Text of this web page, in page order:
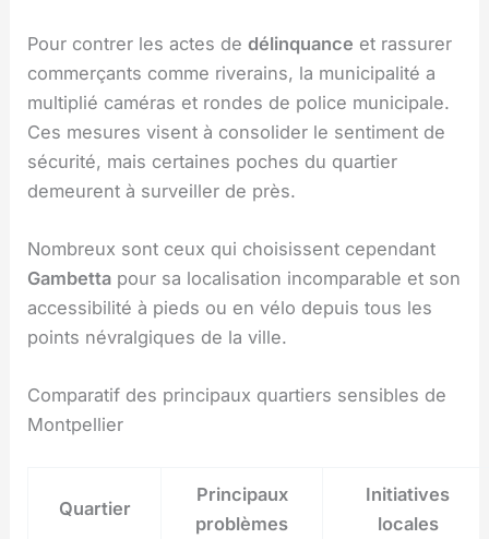
Pour contrer les actes dedélinquance et rassurer
commerçants comme riverains, la municipalité a
multiplié caméras et rondes de police municipale.
Ces mesures visent à consolider le sentiment de
sécurité, mais certaines poches du quartier
demeurent à surveiller de près.
Nombreux sont ceux qui choisissent cependant
Gambetta pour sa localisation incomparable et son
accessibilité à pieds ou en vélo depuis tous les
points névralgiques de la ville.
Comparatif des principaux quartiers sensibles de
Montpellier
Quartier
Principaux
problèmes
Initiatives
locales